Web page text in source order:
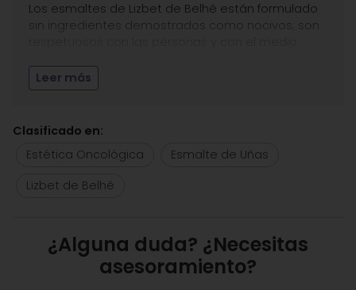
Los esmaltes de Lizbet de Belhé están formulado
sin ingredientes demostrados como nocivos; son
la uñaque con frecuencia pueden hacerla
quebradiza y causar reacciones en la piel o
Libre de: alcanfor, dibutyl phthalate (DBP),
formaldehído, formaldehído resina, ileno, mek y
Presentación: 16 ml.
productos hipoalergénicos de uñas de Lizbet de
Belhé
Leer más
Clasificado en:
Estética Oncológica
Esmalte de Uñas
Lizbet de Belhé
¿Alguna duda? ¿Necesitas
asesoramiento?